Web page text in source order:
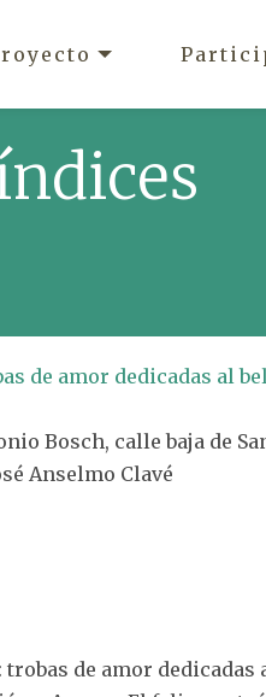
de amor dedicadas al
Bosch, calle baja de
Anselmo Clavé
de amor